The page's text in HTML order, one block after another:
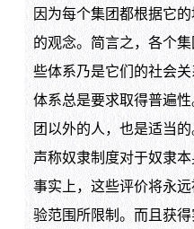
因为每个集团都根据它
的观念。简言之，各个
些体系乃是它们的社会
体系总是要求取得普遍
团以外的人，也是适当
声称奴隶制度对于奴隶
事实上，这些评价将永
验范围所限制。而且获